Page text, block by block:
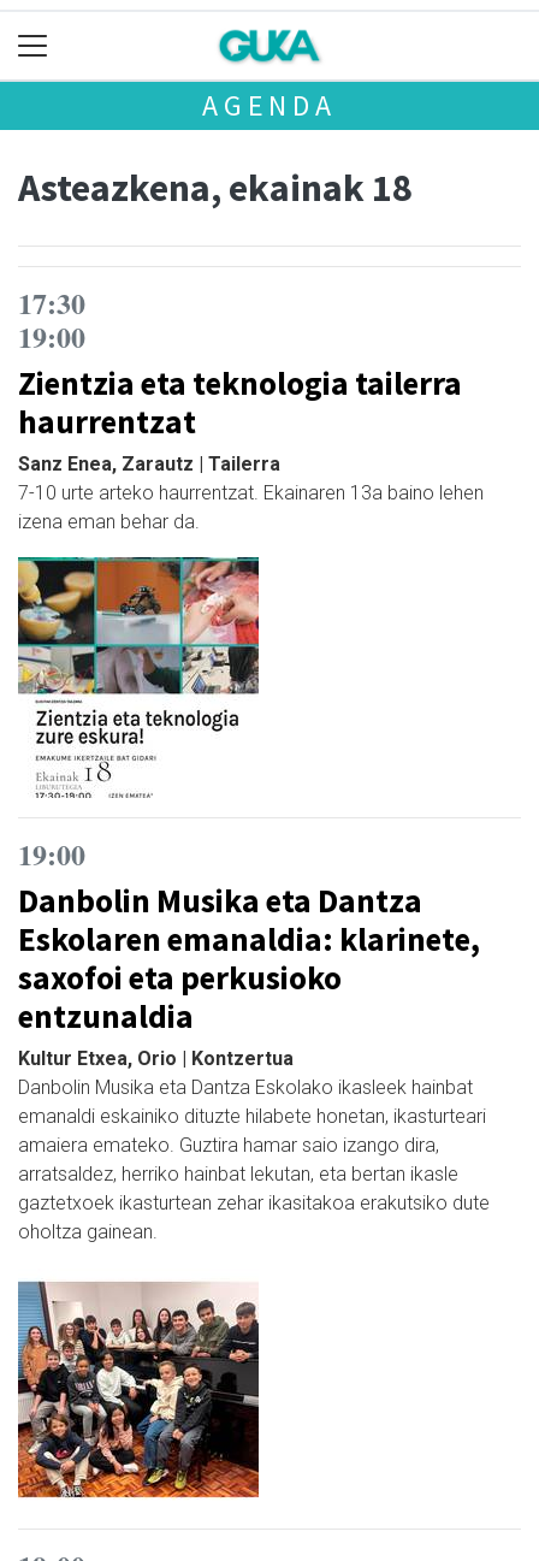
AGENDA
Asteazkena, ekainak 18
17:30
19:00
Zientzia eta teknologia tailerra
haurrentzat
Sanz Enea, Zarautz | Tailerra
7-10 urte arteko haurrentzat. Ekainaren 13a baino lehen
izena eman behar da.
19:00
Danbolin Musika eta Dantza
Eskolaren emanaldia: klarinete,
saxofoi eta perkusioko
entzunaldia
Kultur Etxea, Orio | Kontzertua
Danbolin Musika eta Dantza Eskolako ikasleek hainbat
emanaldi eskainiko dituzte hilabete honetan, ikasturteari
amaiera emateko. Guztira hamar saio izango dira,
arratsaldez, herriko hainbat lekutan, eta bertan ikasle
gaztetxoek ikasturtean zehar ikasitakoa erakutsiko dute
oholtza gainean.